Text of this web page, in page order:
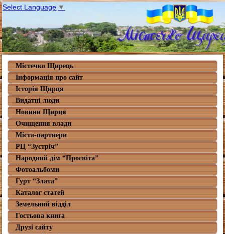
Select Language ▼
Містечко Щирець
Інформація про сайт
Історія Щирця
Видатні люди
Новини Щирця
Очищення влади
Міста-партнери
РЦ “Зустріч”
Народний дім “Просвіта”
Фотоальбоми
Гурт “Злата”
Каталог статей
Земельний відділ
Гостьова книга
Друзі сайту